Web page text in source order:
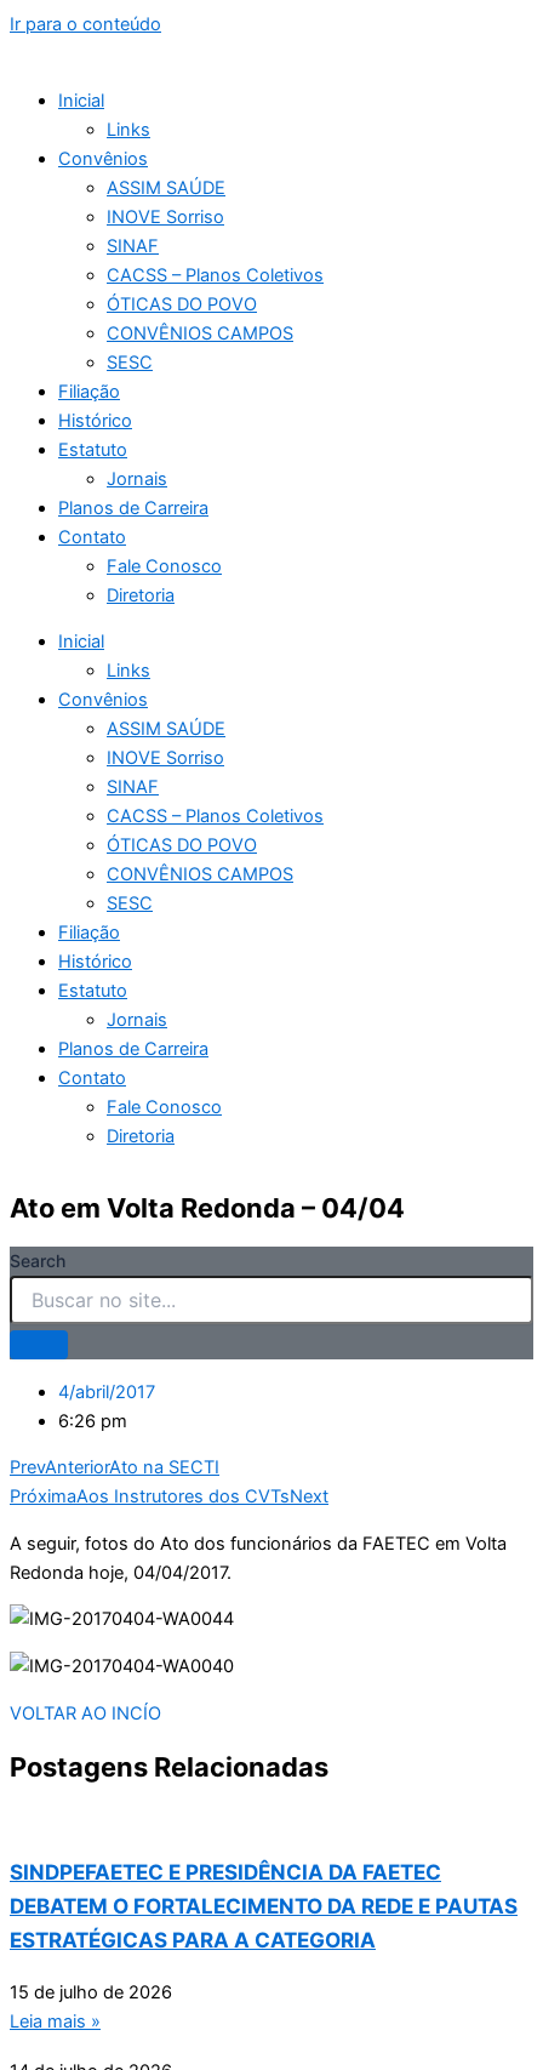
Ir para o conteúdo
Inicial
Links
Convênios
ASSIM SAÚDE
INOVE Sorriso
SINAF
CACSS – Planos Coletivos
ÓTICAS DO POVO
CONVÊNIOS CAMPOS
SESC
Filiação
Histórico
Estatuto
Jornais
Planos de Carreira
Contato
Fale Conosco
Diretoria
Inicial
Links
Convênios
ASSIM SAÚDE
INOVE Sorriso
SINAF
CACSS – Planos Coletivos
ÓTICAS DO POVO
CONVÊNIOS CAMPOS
SESC
Filiação
Histórico
Estatuto
Jornais
Planos de Carreira
Contato
Fale Conosco
Diretoria
Ato em Volta Redonda – 04/04
Search
4/abril/2017
6:26 pm
PrevAnteriorAto na SECTI
PróximaAos Instrutores dos CVTsNext
A seguir, fotos do Ato dos funcionários da FAETEC em Volta
Redonda hoje, 04/04/2017.
VOLTAR AO INCÍO
Postagens Relacionadas
SINDPEFAETEC E PRESIDÊNCIA DA FAETEC
DEBATEM O FORTALECIMENTO DA REDE E PAUTAS
ESTRATÉGICAS PARA A CATEGORIA
15 de julho de 2026
Leia mais »